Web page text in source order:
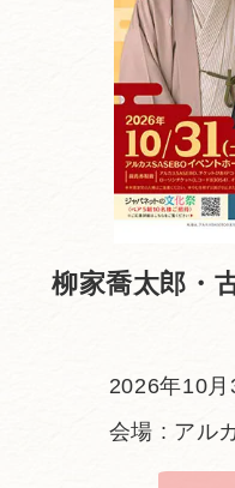
柳家喬太郎・
2026年10
会場 : アル